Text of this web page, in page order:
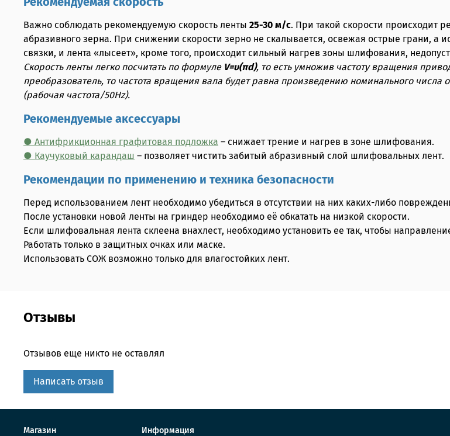
Важно соблюдать рекомендуемую скорость ленты 25-30 м/с. При такой скорости происходит
абразивного зерна. При снижении скорости зерно не скалывается, освежая острые грани, а
связки, и лента «лысеет», кроме того, происходит сильный нагрев зоны шлифования,
Скорость ленты легко посчитать по формуле V=υ(πd), то есть умножив частоту вращения
преобразователь, то частота вращения вала будет равна произведению номинального
(рабочая частота/50Hz).
Рекомендуемые аксессуары
● Антифрикционная графитовая подложка – снижает трение и нагрев в зоне шлифования.
● Каучуковый карандаш – позволяет чистить забитый абразивный слой шлифовальных лент.
Рекомендации по применению и техника безопасности
Перед использованием лент необходимо убедиться в отсутствии на них каких-либо
После установки новой ленты на гриндер необходимо её обкатать на низкой скорости.
Если шлифовальная лента склеена внахлест, необходимо установить ее так, чтобы
Работать только в защитных очках или маске.
Использовать СОЖ возможно только для влагостойких лент.
Отзывы
Отзывов еще никто не оставлял
Написать отзыв
Магазин Информация